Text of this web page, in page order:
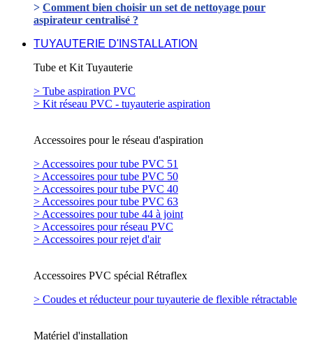
> Comment bien choisir un set de nettoyage pour
aspirateur centralisé ?
TUYAUTERIE D'INSTALLATION
Tube et Kit Tuyauterie
> Tube aspiration PVC
> Kit réseau PVC - tuyauterie aspiration
Accessoires pour le réseau d'aspiration
> Accessoires pour tube PVC 51
> Accessoires pour tube PVC 50
> Accessoires pour tube PVC 40
> Accessoires pour tube PVC 63
> Accessoires pour tube 44 à joint
> Accessoires pour réseau PVC
> Accessoires pour rejet d'air
Accessoires PVC spécial Rétraflex
> Coudes et réducteur pour tuyauterie de flexible rétractable
Matériel d'installation